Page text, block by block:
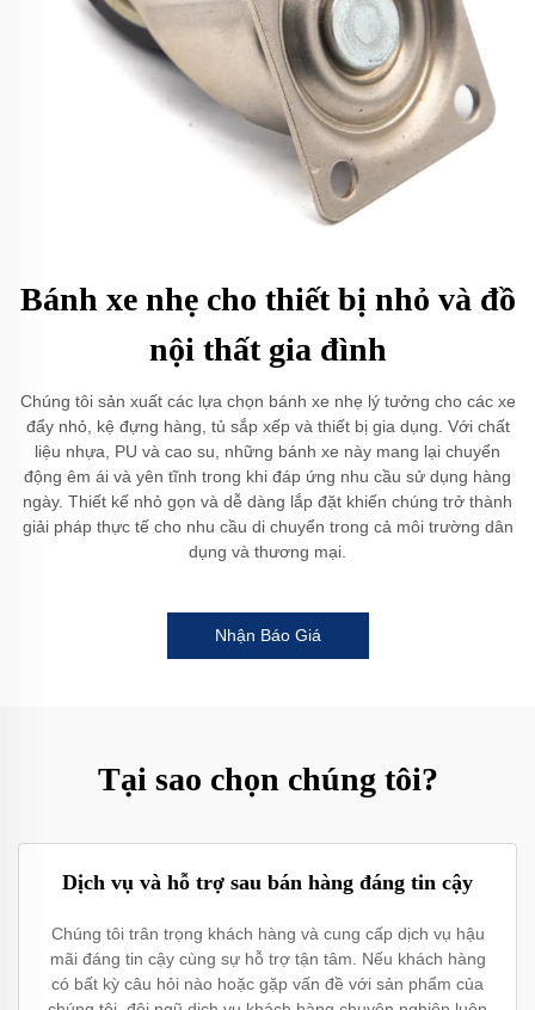
Bánh xe nhẹ cho thiết bị nhỏ và đồ
nội thất gia đình
Chúng tôi sản xuất các lựa chọn bánh xe nhẹ lý tưởng cho các xe
đẩy nhỏ, kệ đựng hàng, tủ sắp xếp và thiết bị gia dụng. Với chất
liệu nhựa, PU và cao su, những bánh xe này mang lại chuyển
động êm ái và yên tĩnh trong khi đáp ứng nhu cầu sử dụng hàng
ngày. Thiết kế nhỏ gọn và dễ dàng lắp đặt khiến chúng trở thành
giải pháp thực tế cho nhu cầu di chuyển trong cả môi trường dân
dụng và thương mại.
Nhận Báo Giá
Tại sao chọn chúng tôi?
Dịch vụ và hỗ trợ sau bán hàng đáng tin cậy
Chúng tôi trân trọng khách hàng và cung cấp dịch vụ hậu
mãi đáng tin cậy cùng sự hỗ trợ tận tâm. Nếu khách hàng
có bất kỳ câu hỏi nào hoặc gặp vấn đề với sản phẩm của